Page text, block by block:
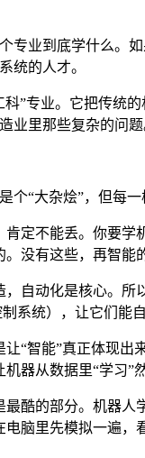
专业到底学什么。
统的人才。
”专业。它把传统
业里那些复杂的问题
个“大杂烩”，但每一
肯定不能丢。你要
没有这些，再智能
，自动化是核心。所
制系统），让它们能
让“智能”真正体现出
器从数据里“学习”
最酷的部分。机器人
脑里先模拟一遍